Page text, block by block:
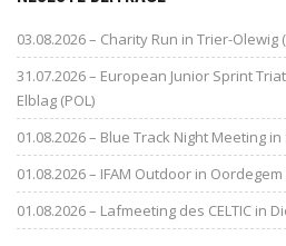
03.08.2026 – Charity Run in Trier-Olewig
31.07.2026 – European Junior Sprint
Elblag (POL)
01.08.2026 – Blue Track Night Meeting
01.08.2026 – IFAM Outdoor in Oordegem
01.08.2026 – Lafmeeting des CELTIC in